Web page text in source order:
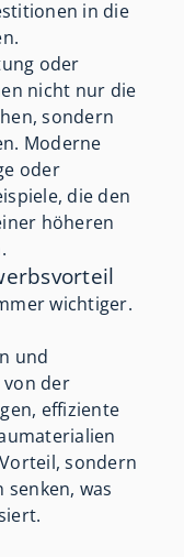
in die
oder
nicht nur die
sondern
Moderne
oder
die den
höheren
wichtiger.
und
von der
effiziente
sondern
was